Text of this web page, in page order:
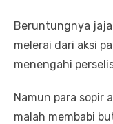
Beruntungnya
melerai dari aksi
menengahi
Namun para sopir
malah membabi